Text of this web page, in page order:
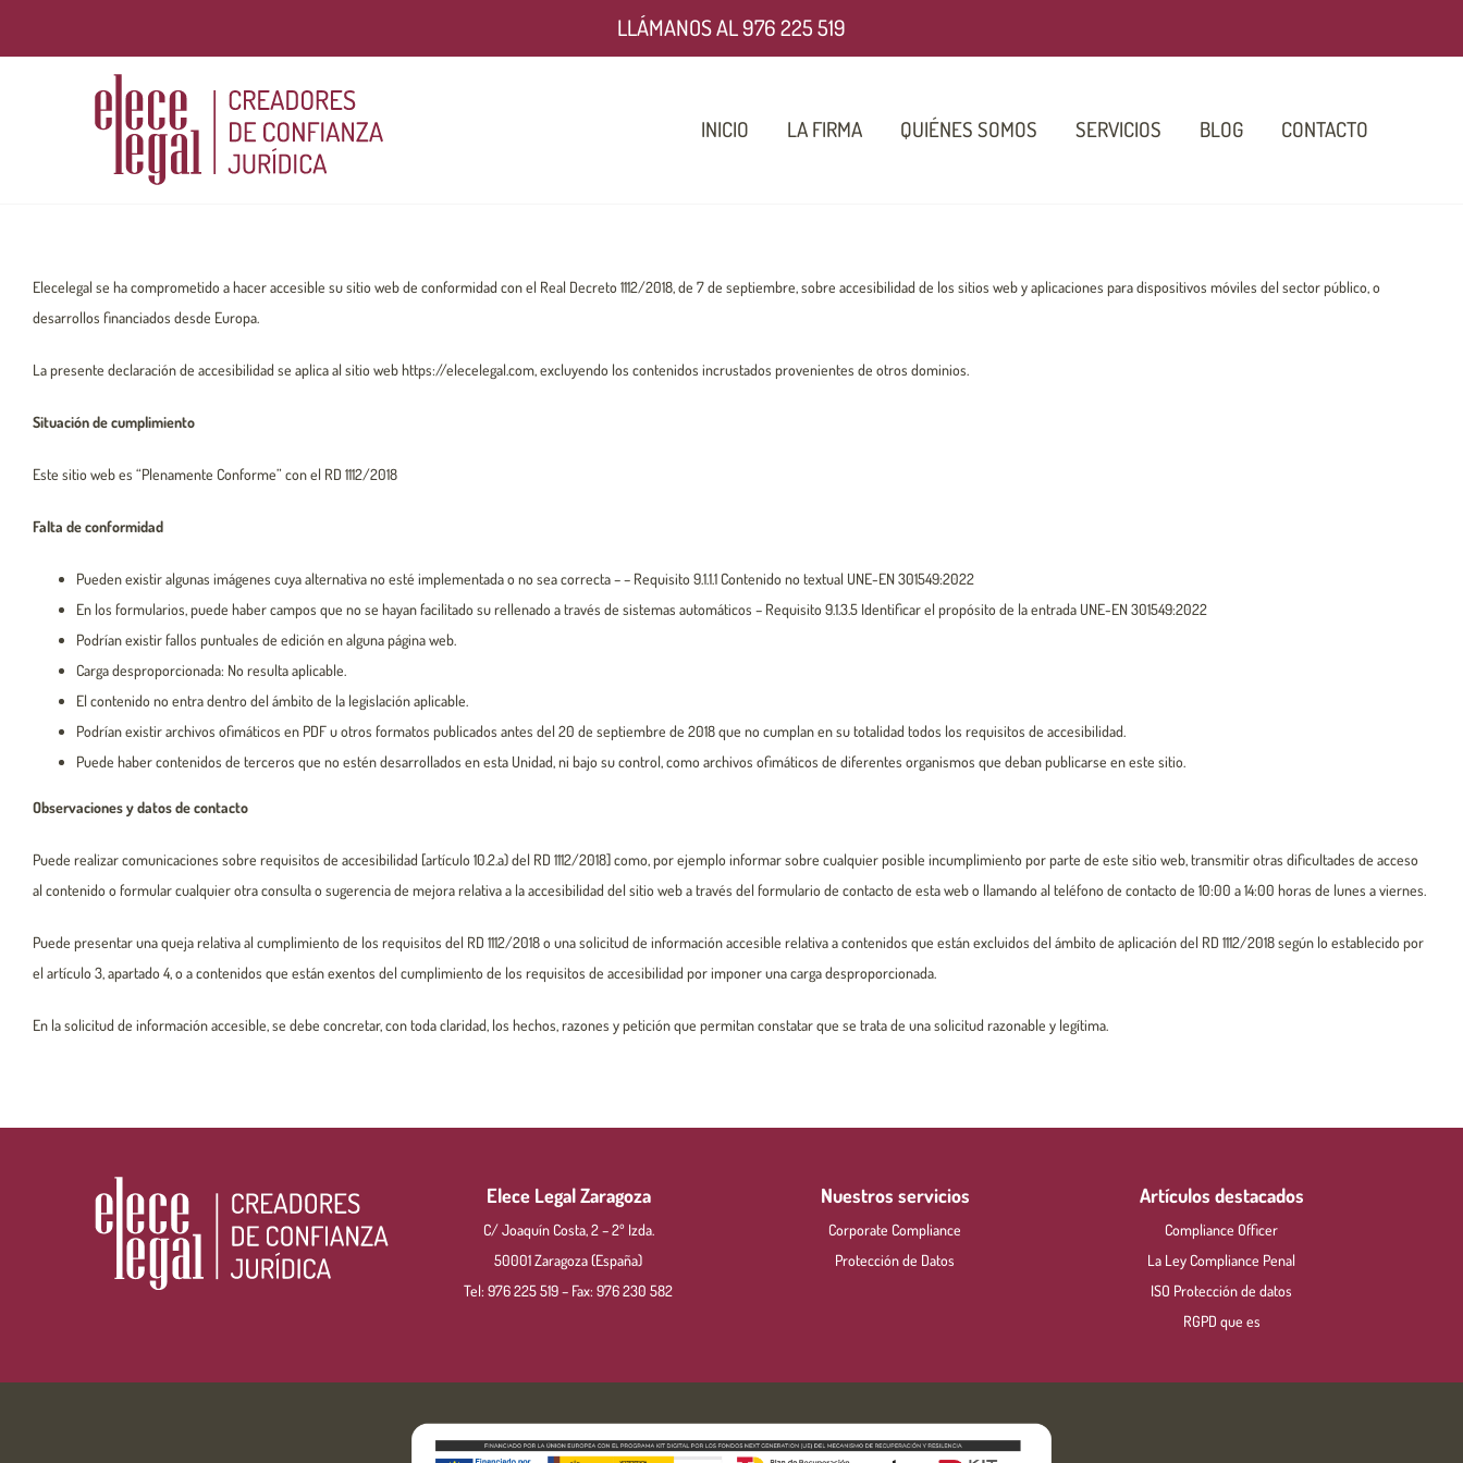
LLÁMANOS AL 976 225 519
INICIO LA FIRMA QUIÉNES SOMOS SERVICIOS BLOG CONTACTO
Elecelegal se ha comprometido a hacer accesible su sitio web de conformidad con el Real Decreto 1112/2018, de 7 de septiembre, sobre accesibilidad de los sitios web y aplicaciones para dispositivos móviles del sector público, o
desarrollos financiados desde Europa.
La presente declaración de accesibilidad se aplica al sitio web https://elecelegal.com, excluyendo los contenidos incrustados provenientes de otros dominios.
Situación de cumplimiento
Este sitio web es “Plenamente Conforme” con el RD 1112/2018
Falta de conformidad
Pueden existir algunas imágenes cuya alternativa no esté implementada o no sea correcta – – Requisito 9.1.1.1 Contenido no textual UNE-EN 301549:2022
En los formularios, puede haber campos que no se hayan facilitado su rellenado a través de sistemas automáticos – Requisito 9.1.3.5 Identificar el propósito de la entrada UNE-EN 301549:2022
Podrían existir fallos puntuales de edición en alguna página web.
Carga desproporcionada: No resulta aplicable.
El contenido no entra dentro del ámbito de la legislación aplicable.
Podrían existir archivos ofimáticos en PDF u otros formatos publicados antes del 20 de septiembre de 2018 que no cumplan en su totalidad todos los requisitos de accesibilidad.
Puede haber contenidos de terceros que no estén desarrollados en esta Unidad, ni bajo su control, como archivos ofimáticos de diferentes organismos que deban publicarse en este sitio.
Observaciones y datos de contacto
Puede realizar comunicaciones sobre requisitos de accesibilidad [artículo 10.2.a) del RD 1112/2018] como, por ejemplo informar sobre cualquier posible incumplimiento por parte de este sitio web, transmitir otras dificultades de acceso
al contenido o formular cualquier otra consulta o sugerencia de mejora relativa a la accesibilidad del sitio web a través del formulario de contacto de esta web o llamando al teléfono de contacto de 10:00 a 14:00 horas de lunes a viernes.
Puede presentar una queja relativa al cumplimiento de los requisitos del RD 1112/2018 o una solicitud de información accesible relativa a contenidos que están excluidos del ámbito de aplicación del RD 1112/2018 según lo establecido por
el artículo 3, apartado 4, o a contenidos que están exentos del cumplimiento de los requisitos de accesibilidad por imponer una carga desproporcionada.
En la solicitud de información accesible, se debe concretar, con toda claridad, los hechos, razones y petición que permitan constatar que se trata de una solicitud razonable y legítima.
Elece Legal Zaragoza
C/ Joaquín Costa, 2 – 2º Izda.
50001 Zaragoza (España)
Tel: 976 225 519– Fax: 976 230 582
Nuestros servicios
Corporate Compliance
Protección de Datos
Artículos destacados
Compliance Officer
La Ley Compliance Penal
ISO Protección de datos
RGPD que es